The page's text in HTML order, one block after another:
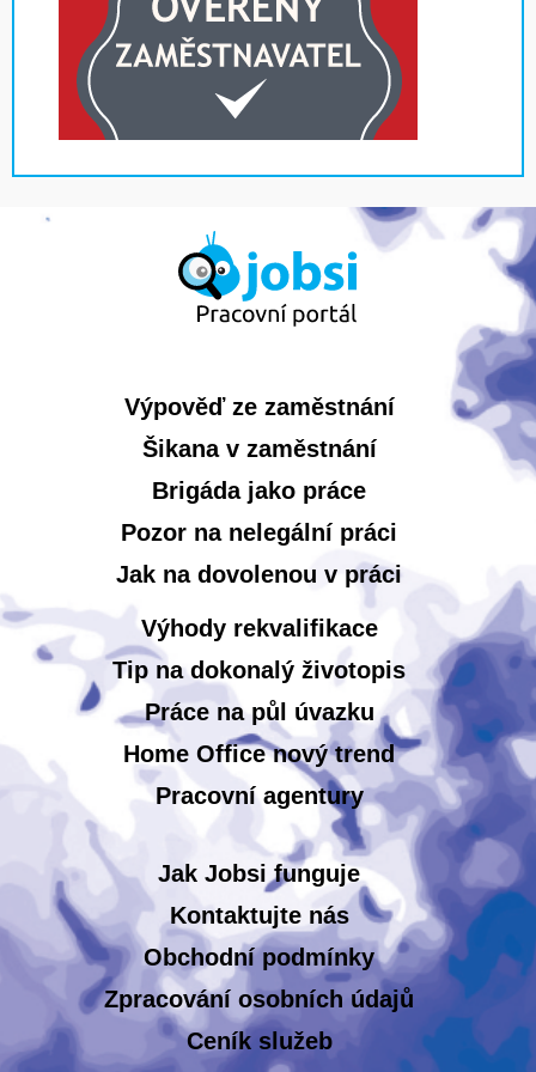
Výpověď ze zaměstnání
Šikana v zaměstnání
Brigáda jako práce
Pozor na nelegální práci
Jak na dovolenou v práci
Výhody rekvalifikace
Tip na dokonalý životopis
Práce na půl úvazku
Home Office nový trend
Pracovní agentury
Jak Jobsi funguje
Kontaktujte nás
Obchodní podmínky
Zpracování osobních údajů
Ceník služeb